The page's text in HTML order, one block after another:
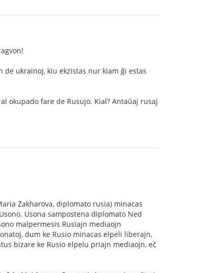
de ukrainoj, kiu ekzistas nur kiam ĝi estas
okupado fare de Rusujo. Kial? Antaŭaj rusaj
Zakharova, diplomato rusia) minacas
Usona sampostena diplomato Ned
malpermesis Rusiajn mediaojn
dum ke Rusio minacas elpeli liberajn,
bizare ke Rusio elpelu priajn mediaojn, eĉ